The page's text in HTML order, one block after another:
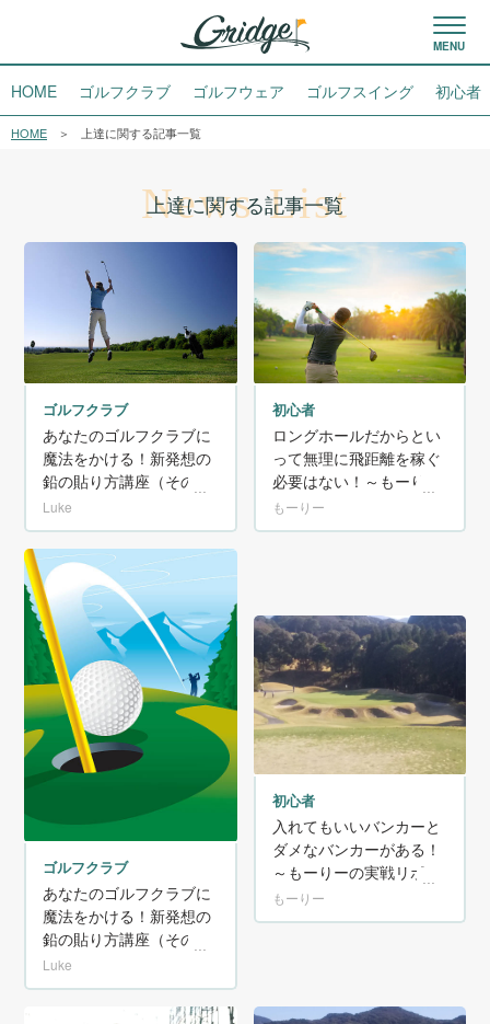
HOME ゴルフクラブ ゴルフウェア ゴルフスイング 初心者
HOME 上達に関する記事一覧
上達に関する記事一覧
News List
ゴルフクラブ
あなたのゴルフクラブに
魔法をかける！新発想の
鉛の貼り方講座（その
2）
Luke
初心者
ロングホールだからとい
って無理に飛距離を稼ぐ
必要はない！～もーりー
の実戦リポート その3～
もーりー
ゴルフクラブ
あなたのゴルフクラブに
魔法をかける！新発想の
鉛の貼り方講座（その
1）
Luke
初心者
入れてもいいバンカーと
ダメなバンカーがある！
～もーりーの実戦リポー
ト その2～
もーりー